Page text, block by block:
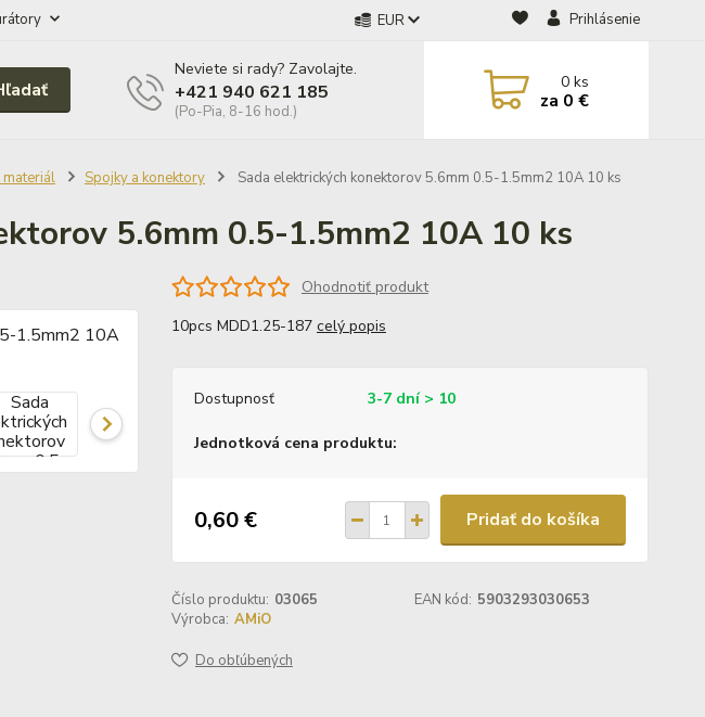
EUR Prihlásenie
Neviete si rady? Zavolajte.
+421 940 621 185
(Po-Pia, 8-16 hod.)
0ks
za 0 €
materiál Spojky a konektory Sada elektrických konektorov 5.6mm 0.5-1.5mm2 10A 10 ks
5.6mm 0.5-1.5mm2 10A 10 ks
Ohodnotiť produkt
10pcs MDD1.25-187 celý popis
Dostupnosť 3-7 dní > 10
Jednotková cena produktu:
0,60 € Pridať do košíka
Číslo produktu: 03065 EAN kód: 5903293030653
Výrobca: AMiO
Do obľúbených